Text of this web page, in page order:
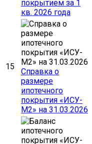
покрытием за 1
кв. 2026 года
15
Cправка о
размере
ипотечного
покрытия «ИСУ-
М2» на 31.03.2026